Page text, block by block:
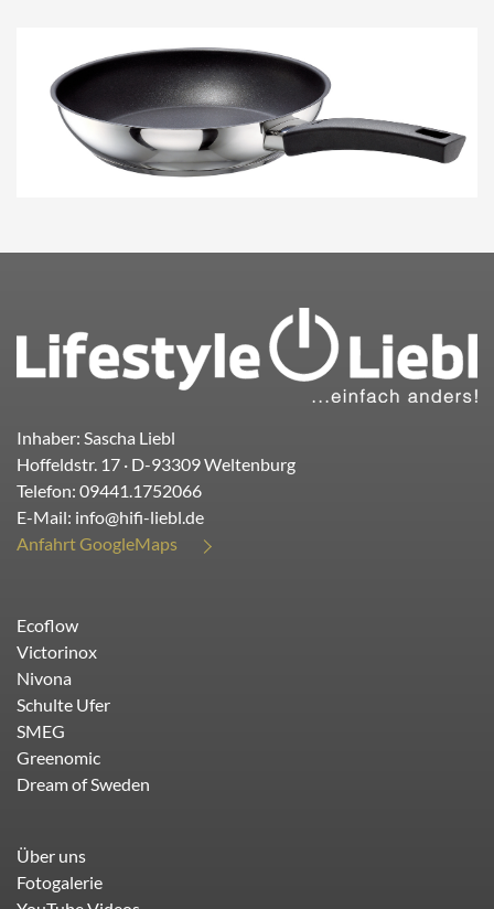
Inhaber: Sascha Liebl
Hoffeldstr. 17 · D-93309Weltenburg
Telefon: 09441.1752066
E-Mail: info@hifi-liebl.de
Anfahrt GoogleMaps
Ecoflow
Victorinox
Nivona
Schulte Ufer
SMEG
Greenomic
Dream of Sweden
Über uns
Fotogalerie